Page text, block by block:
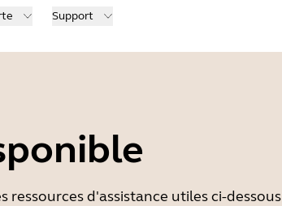
Support
ressources d'assistance utiles ci-dessous